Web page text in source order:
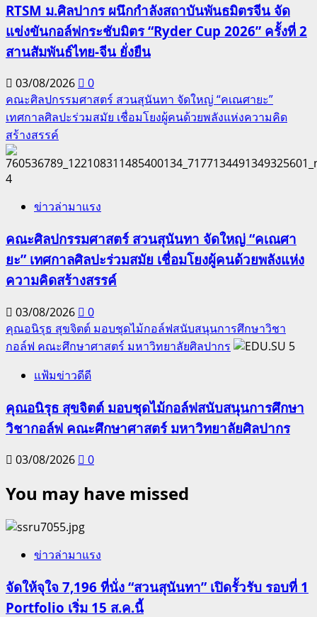
RTSM ม.ศิลปากร ผนึกกำลังสถาบันพันธมิตรจีน จัด
แข่งขันกอล์ฟกระชับมิตร “Ryder Cup 2026” ครั้งที่ 2
สานสัมพันธ์ไทย-จีน ยั่งยืน
03/08/2026
0
คณะศิลปกรรมศาสตร์ สวนสุนันทา จัดใหญ่ “คเณศายะ”
เทศกาลศิลปะร่วมสมัย เชื่อมโยงผู้คนด้วยพลังแห่งความคิด
สร้างสรรค์
4
ข่าวล่ามาแรง
คณะศิลปกรรมศาสตร์ สวนสุนันทา จัดใหญ่ “คเณศา
ยะ” เทศกาลศิลปะร่วมสมัย เชื่อมโยงผู้คนด้วยพลังแห่ง
ความคิดสร้างสรรค์
03/08/2026
0
คุณอนิรุธ สุขจิตต์ มอบชุดไม้กอล์ฟสนับสนุนการศึกษาวิชา
กอล์ฟ คณะศึกษาศาสตร์ มหาวิทยาลัยศิลปากร
5
แฟ้มข่าวดีดี
คุณอนิรุธ สุขจิตต์ มอบชุดไม้กอล์ฟสนับสนุนการศึกษา
วิชากอล์ฟ คณะศึกษาศาสตร์ มหาวิทยาลัยศิลปากร
03/08/2026 0
You may have missed
ข่าวล่ามาแรง
จัดให้จุใจ 7,196 ที่นั่ง “สวนสุนันทา” เปิดรั้วรับ รอบที่ 1
Portfolio เริ่ม 15 ส.ค.นี้